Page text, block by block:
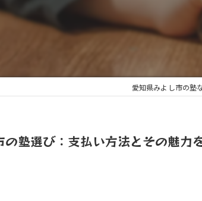
愛知県みよし市の塾
塾選び：支払い方法とその魅力